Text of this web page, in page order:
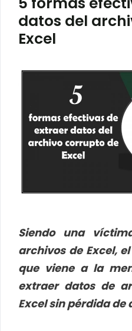
datos del
Excel
Siendo una
archivos de Excel,
que viene a la
extraer datos de
Excel sin pérdida de